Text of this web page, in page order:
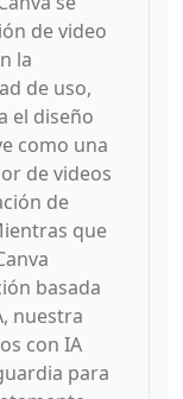
de video
la
de uso,
el diseño
como una
de videos
de
que
basada
nuestra
con IA
para